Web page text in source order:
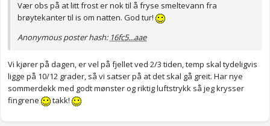
Vær obs på at litt frost er nok til å fryse smeltevann fra
brøytekanter til is om natten. God tur!
Anonymous poster hash: 16fc5...aae
Vi kjører på dagen, er vel på fjellet ved 2/3 tiden, temp skal tydeligvis
ligge på 10/12 grader, så vi satser på at det skal gå greit. Har nye
sommerdekk med godt mønster og riktig luftstrykk så jeg krysser
fingrene
takk!